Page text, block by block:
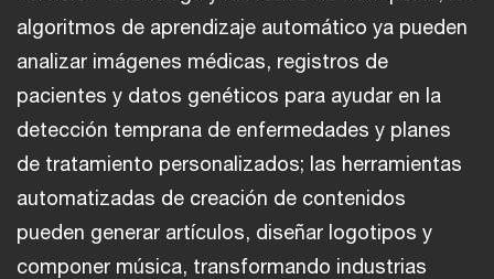
algoritmos de aprendizaje automático ya pueden
analizar imágenes médicas, registros de
pacientes y datos genéticos para ayudar en la
detección temprana de enfermedades y planes
de tratamiento personalizados; las herramientas
automatizadas de creación de contenidos
pueden generar artículos, diseñar logotipos y
componer música, transformando industrias